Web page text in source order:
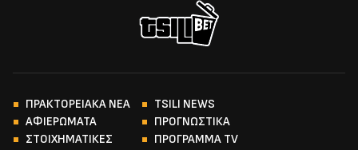
ΠΡΑΚΤΟΡΕΙΑΚΑ ΝΕΑ
TSILI NEWS
ΑΦΙΕΡΩΜΑΤΑ
ΠΡΟΓΝΩΣΤΙΚΑ
ΣΤΟΙΧΗΜΑΤΙΚΕΣ
ΠΡΟΓΡΑΜΜΑ TV